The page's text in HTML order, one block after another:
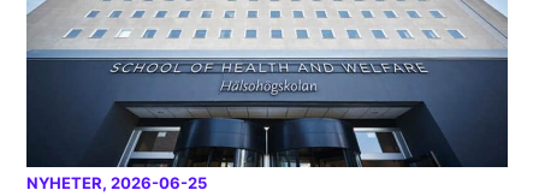
NYHETER, 2026-06-25